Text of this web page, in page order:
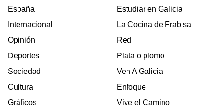
España
Internacional
Opinión
Deportes
Sociedad
Cultura
Gráficos
Estudiar en Galicia
La Cocina de Frabisa
Red
Plata o plomo
Ven A Galicia
Enfoque
Vive el Camino